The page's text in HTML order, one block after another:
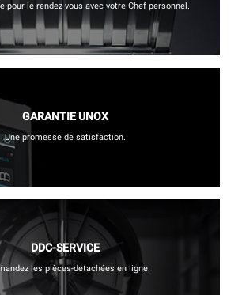
pour le rendez-vous avec votre Chef personnel.
GARANTIE UNOX
Une promesse de satisfaction.
DDC-SERVICE
les pièces-détachées en ligne.